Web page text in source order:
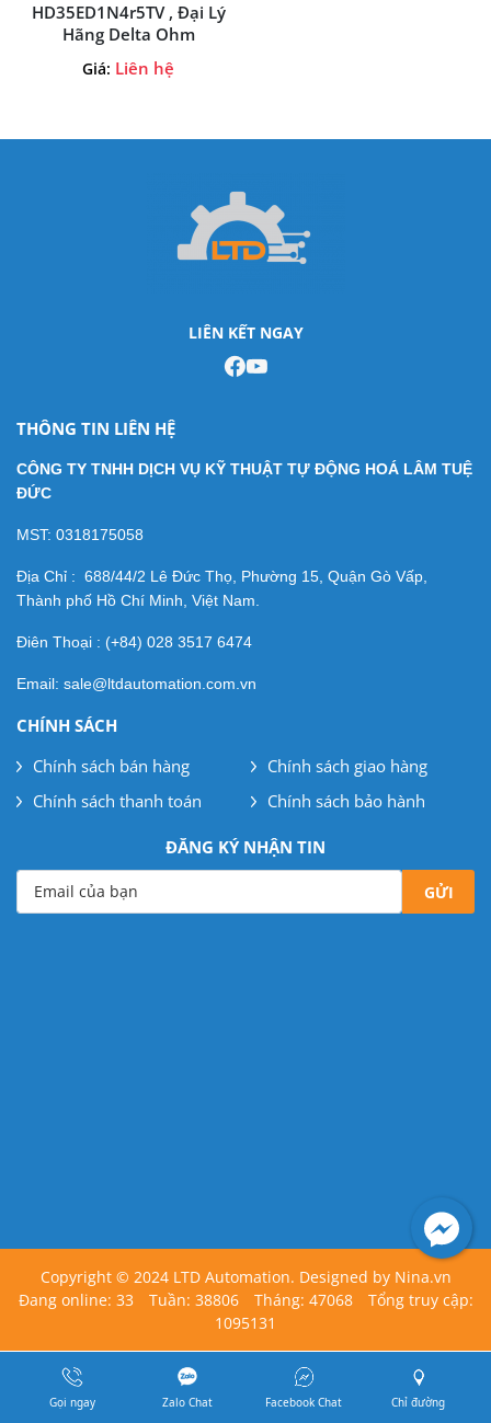
HD35ED1N4r5TV , Đại Lý
Hãng Delta Ohm
Giá: Liên hệ
LIÊN KẾT NGAY
THÔNG TIN LIÊN HỆ
CÔNG TY TNHH DỊCH VỤ KỸ THUẬT TỰ ĐỘNG HOÁ LÂM TUỆ
ĐỨC
MST: 0318175058
Địa Chỉ : 688/44/2 Lê Đức Thọ, Phường 15, Quận Gò Vấp,
Thành phố Hồ Chí Minh, Việt Nam.
Điên Thoại : (+84) 028 3517 6474
Email: sale@ltdautomation.com.vn
CHÍNH SÁCH
Chính sách bán hàng
Chính sách giao hàng
Chính sách thanh toán
Chính sách bảo hành
ĐĂNG KÝ NHẬN TIN
Email của bạn
Copyright © 2024 LTD Automation. Designed by Nina.vn
Đang online: 33
Tuần: 38806 Tháng: 47068
Tổng truy cập:
1095131
Gọi ngay Zalo Chat Facebook Chat Chỉ đường